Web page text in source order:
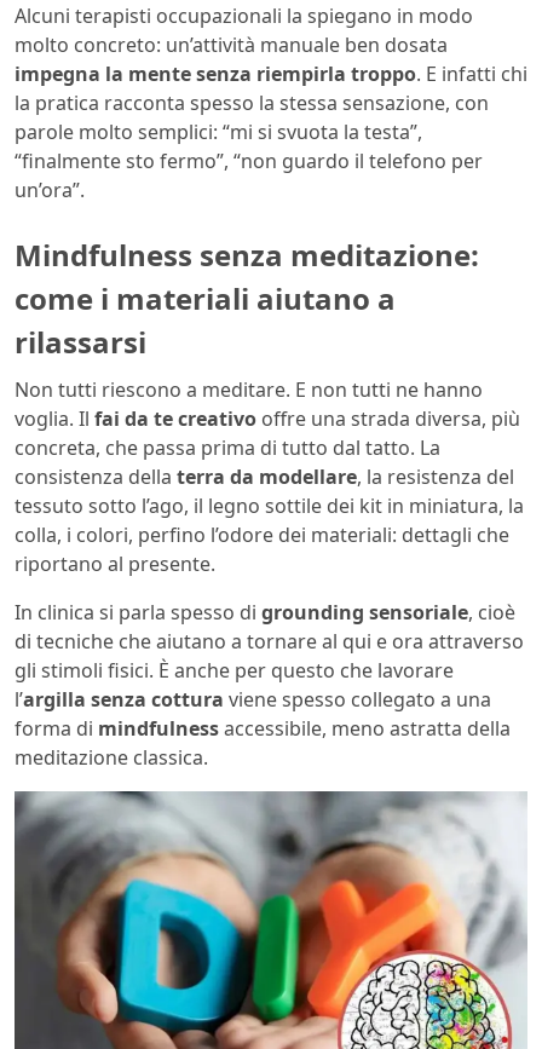
Alcuni terapisti occupazionali la spiegano in modo
molto concreto: un’attività manuale ben dosata
impegna la mente senza riempirla troppo. E infatti chi
la pratica racconta spesso la stessa sensazione, con
parole molto semplici: “mi si svuota la testa”,
“finalmente sto fermo”, “non guardo il telefono per
un’ora”.
Mindfulness senza meditazione:
come i materiali aiutano a
rilassarsi
Non tutti riescono a meditare. E non tutti ne hanno
voglia. Il fai da te creativo offre una strada diversa, più
concreta, che passa prima di tutto dal tatto. La
consistenza della terra da modellare, la resistenza del
tessuto sotto l’ago, il legno sottile dei kit in miniatura, la
colla, i colori, perfino l’odore dei materiali: dettagli che
riportano al presente.
In clinica si parla spesso di grounding sensoriale, cioè
di tecniche che aiutano a tornare al qui e ora attraverso
gli stimoli fisici. È anche per questo che lavorare
l’argilla senza cottura viene spesso collegato a una
forma di mindfulnessaccessibile, meno astratta della
meditazione classica.